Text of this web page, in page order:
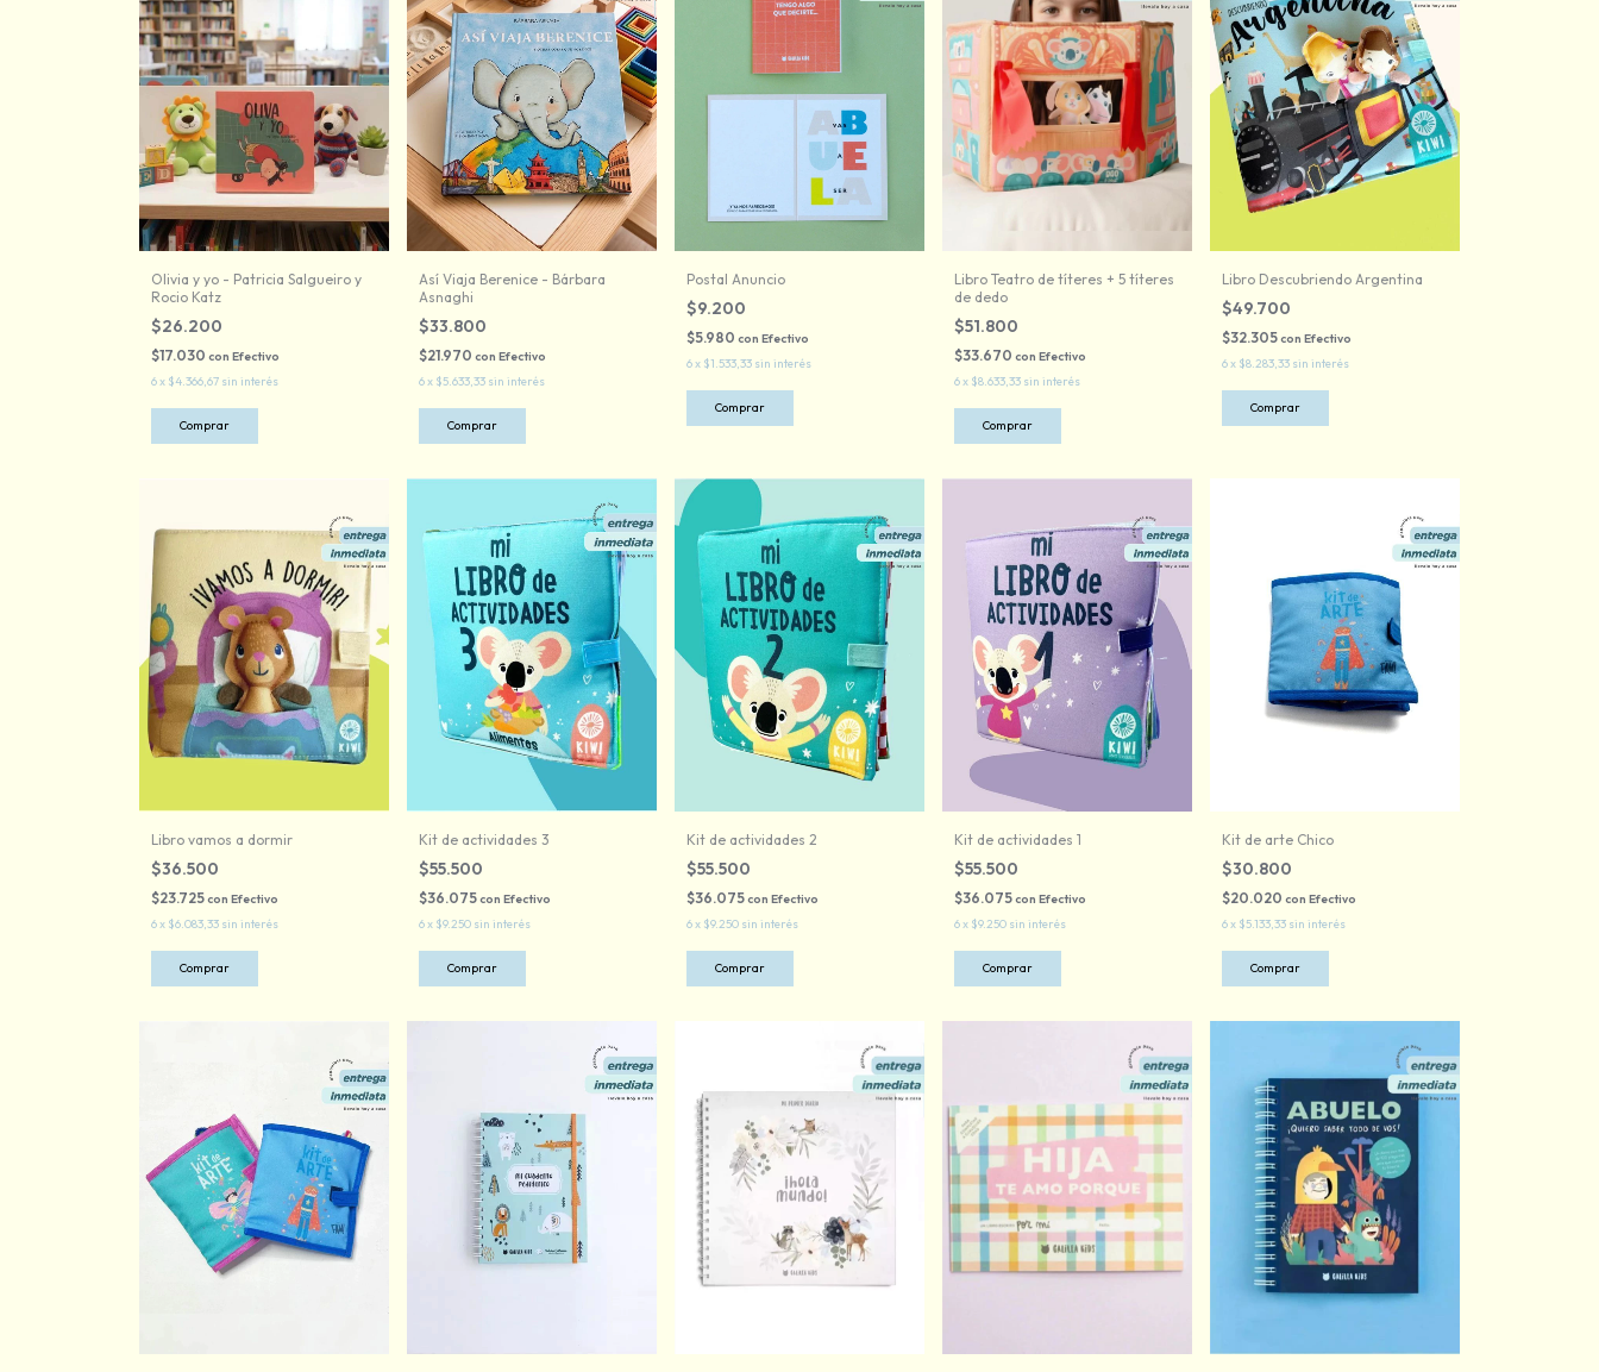
Olivia y yo - Patricia Salgueiro y
Rocio Katz
$26.200
$17.030 con Efectivo
6x $4.366,67 sin interés
Así Viaja Berenice - Bárbara
Asnaghi
$33.800
$21.970 con Efectivo
6x $5.633,33 sin interés
Postal Anuncio
$9.200
$5.980 con Efectivo
6x $1.533,33 sin interés
Comprar
Libro Teatro de títeres + 5 títeres
de dedo
$51.800
$33.670 con Efectivo
6x $8.633,33 sin interés
Libro Descubriendo Argentina
$49.700
$32.305con Efectivo
6x $8.283,33 sin interés
Libro vamos a dormir
$36.500
$23.725con Efectivo
6x $6.083,33 sin interés
Kit de actividades 3
$55.500
$36.075con Efectivo
6x $9.250 sin interés
Kit de actividades 2
$55.500
$36.075con Efectivo
6x $9.250 sin interés
Kit de actividades 1
$55.500
$36.075con Efectivo
6x $9.250 sin interés
Kit de arte Chico
$30.800
$20.020 con Efectivo
6x $5.133,33 sin interés
Comprar